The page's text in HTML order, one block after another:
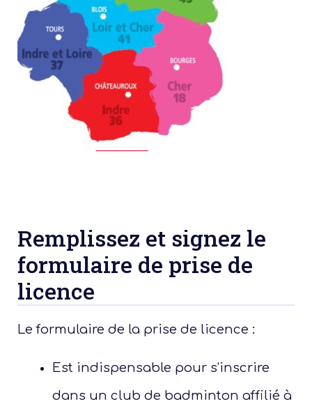
Remplissez et signez le
formulaire de prise de
licence
Le formulaire de la prise de licence :
Est indispensable pour s’inscrire
dans un club de badminton affilié à